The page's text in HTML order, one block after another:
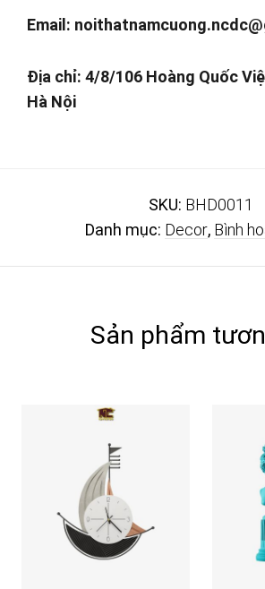
Email:
Địa chỉ: 4/8/106 Hoàng Quốc
Hà Nội
SKU: BHD0011
Danh mục: Decor, Bình
Sản phẩm